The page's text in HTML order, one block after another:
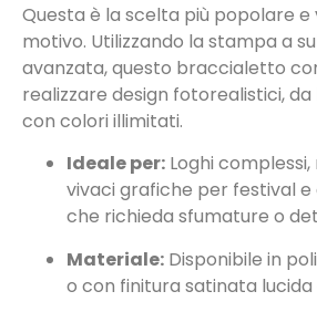
Questa è la scelta più popolare
motivo. Utilizzando la stampa a
avanzata, questo braccialetto
realizzare design fotorealistici,
con colori illimitati.
Ideale per: Loghi
vivaci grafiche per festival
che richieda sfumature o
Materiale: Disponibile in
o con finitura satinata lucida